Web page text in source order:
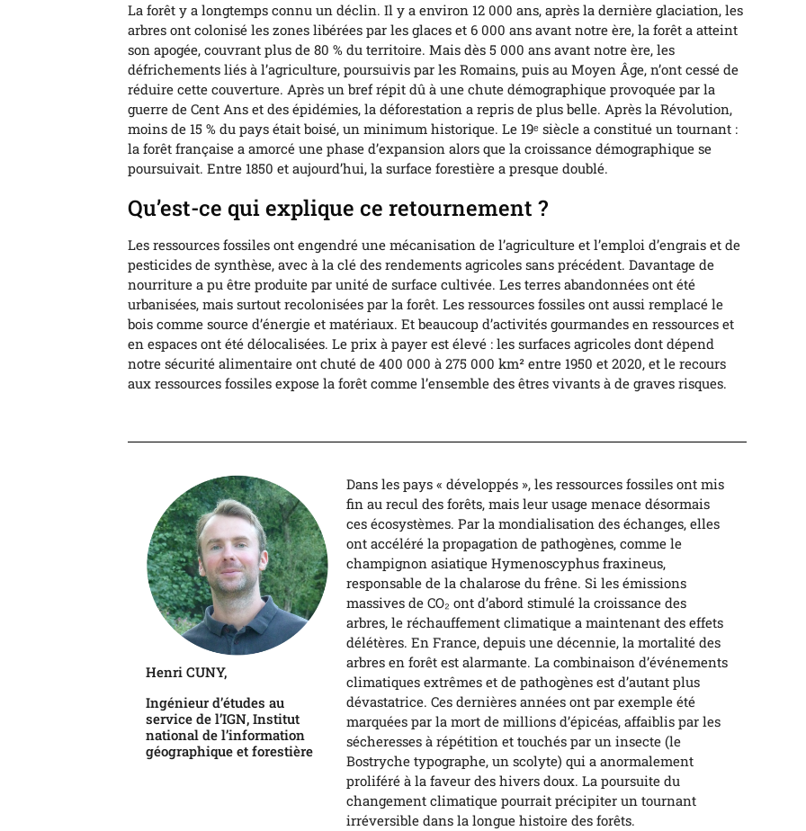
La forêt y a longtemps connu un déclin. Il y a environ 12 000 ans, après la dernière glaciation, les
arbres ont colonisé les zones libérées par les glaces et 6 000 ans avant notre ère, la forêt a atteint
son apogée, couvrant plus de 80 % du territoire. Mais dès 5 000 ans avant notre ère, les
défrichements liés à l’agriculture, poursuivis par les Romains, puis au Moyen Âge, n’ont cessé de
réduire cette couverture. Après un bref répit dû à une chute démographique provoquée par la
guerre de Cent Ans et des épidémies, la déforestation a repris de plus belle. Après la Révolution,
moins de 15 % du pays était boisé, un minimum historique. Le 19ᵉ siècle a constitué un tournant :
la forêt française a amorcé une phase d’expansion alors que la croissance démographique se
poursuivait. Entre 1850 et aujourd’hui, la surface forestière a presque doublé.
Qu’est-ce qui explique ce retournement ?
Les ressources fossiles ont engendré une mécanisation de l’agriculture et l’emploi d’engrais et de
pesticides de synthèse, avec à la clé des rendements agricoles sans précédent. Davantage de
nourriture a pu être produite par unité de surface cultivée. Les terres abandonnées ont été
urbanisées, mais surtout recolonisées par la forêt. Les ressources fossiles ont aussi remplacé le
bois comme source d’énergie et matériaux. Et beaucoup d’activités gourmandes en ressources et
en espaces ont été délocalisées. Le prix à payer est élevé : les surfaces agricoles dont dépend
notre sécurité alimentaire ont chuté de 400 000 à 275 000 km² entre 1950 et 2020, et le recours
aux ressources fossiles expose la forêt comme l’ensemble des êtres vivants à de graves risques.
Henri CUNY,
Ingénieur d’études au
service de l’IGN, Institut
national de l’information
géographique et forestière
Dans les pays « développés », les ressources fossiles ont mis
fin au recul des forêts, mais leur usage menace désormais
ces écosystèmes. Par la mondialisation des échanges, elles
ont accéléré la propagation de pathogènes, comme le
champignon asiatique Hymenoscyphus fraxineus,
responsable de la chalarose du frêne. Si les émissions
massives de CO₂ ont d’abord stimulé la croissance des
arbres, le réchauffement climatique a maintenant des effets
délétères. En France, depuis une décennie, la mortalité des
arbres en forêt est alarmante. La combinaison d’événements
climatiques extrêmes et de pathogènes est d’autant plus
dévastatrice. Ces dernières années ont par exemple été
marquées par la mort de millions d’épicéas, affaiblis par les
sécheresses à répétition et touchés par un insecte (le
Bostryche typographe, un scolyte) qui a anormalement
proliféré à la faveur des hivers doux. La poursuite du
changement climatique pourrait précipiter un tournant
irréversible dans la longue histoire des forêts.